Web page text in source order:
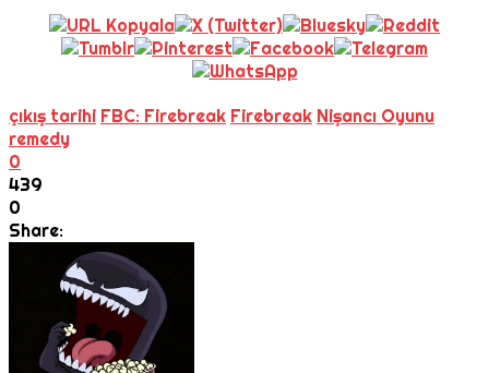
çıkış tarihi FBC: Firebreak Firebreak Nişancı Oyunu
remedy
0
439
0
Share: